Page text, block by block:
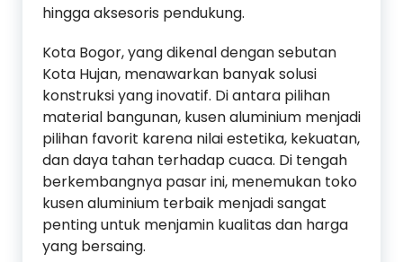
hingga aksesoris pendukung.
Kota Bogor, yang dikenal dengan sebutan
Kota Hujan, menawarkan banyak solusi
konstruksi yang inovatif. Di antara pilihan
material bangunan, kusen aluminium menjadi
pilihan favorit karena nilai estetika, kekuatan,
dan daya tahan terhadap cuaca. Di tengah
berkembangnya pasar ini, menemukan toko
kusen aluminium terbaik menjadi sangat
penting untuk menjamin kualitas dan harga
yang bersaing.